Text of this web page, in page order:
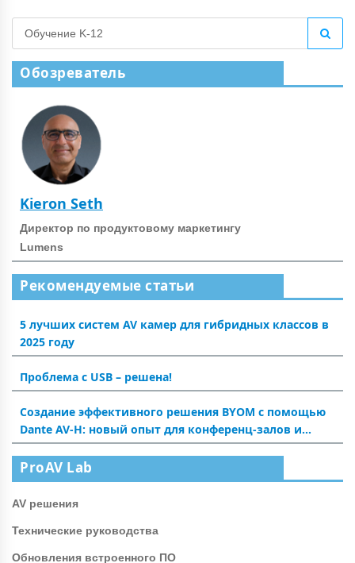
Обозреватель
Kieron Seth
Директор по продуктовому маркетингу
Lumens
Рекомендуемые статьи
5 лучших систем AV камер для гибридных классов в
2025 году
Проблема с USB – решена!
Создание эффективного решения BYOM с помощью
Dante AV-H: новый опыт для конференц-залов и
аудиторий
ProAV Lab
AV решения
Технические руководства
Обновления встроенного ПО